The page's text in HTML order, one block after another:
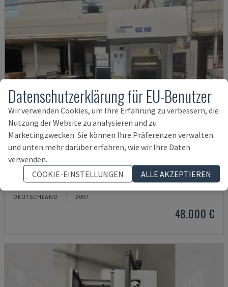
VSC 400
EMAG - VERTIKAL-DREHMASCHINE
DEUTSCHLAND 2007
48.000 €
Datenschutzerklärung für EU-Benutzer
Wir verwenden Cookies, um Ihre Erfahrung zu verbessern, die
Nutzung der Website zu analysieren und zu
Marketingzwecken. Sie können Ihre Präferenzen verwalten
und unten mehr darüber erfahren, wie wir Ihre Daten
verwenden.
COOKIE-EINSTELLUNGEN
ALLE AKZEPTIEREN